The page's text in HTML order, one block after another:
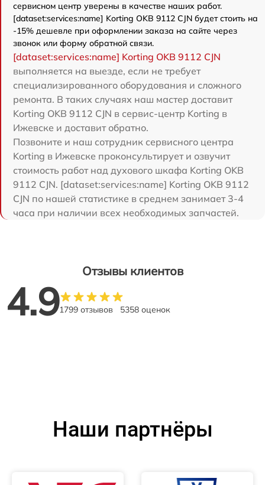
сервисном центр уверены в качестве наших работ.
[dataset:services:name] Korting OKB 9112 CJN будет стоить на
-15% дешевле при оформлении заказа на сайте через
звонок или форму обратной связи.
[dataset:services:name] Korting OKB 9112 CJN
выполняется на выезде, если не требует
специализированного оборудования и сложного
ремонта. В таких случаях наш мастер доставит
Korting OKB 9112 CJN в сервис-центр Korting в
Ижевске и доставит обратно.
Позвоните и наш сотрудник сервисного центра
Korting в Ижевске проконсультирует и озвучит
стоимость работ над духового шкафа Korting OKB
9112 CJN. [dataset:services:name] Korting OKB 9112
CJN по нашей статистике в среднем занимает 3-4
часа при наличии всех необходимых запчастей.
Отзывы клиентов
4.91799 отзывов 5358 оценок
Наши партнёры